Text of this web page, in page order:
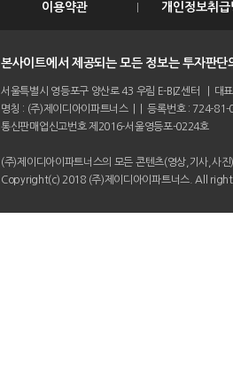
이용약관 개인정보취급
본사이트에서 제공되는 모든 정보는 투자판
서울특별시 영등포구 양산로 43 우림 E-BIZ센터 |
명칭 : (주)제이디아이파트너스 | | 등록번호 : 724-
통신판매업신고번호 제2016-서울영등포-0224호
(주)제이디아이파트너스의 모든 콘텐츠(영상,기사,사
Copyright(c) 2018 (주)제이디아이파트너스. All